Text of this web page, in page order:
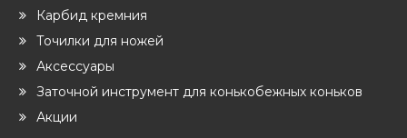
Карбид кремния
Точилки для ножей
Аксессуары
Заточной инструмент для конькобежных коньков
Акции